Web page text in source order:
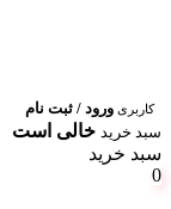
کاربری ورود / ثبت نام
سبد خرید خالی است
سبد خرید
0